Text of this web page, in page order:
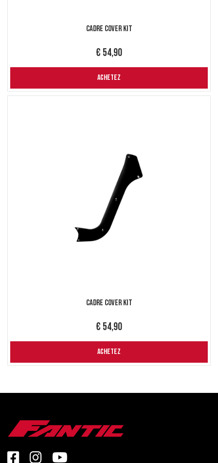
Cadre Cover Kit
€ 54,90
ACHETEZ
Cadre Cover Kit
€ 54,90
ACHETEZ